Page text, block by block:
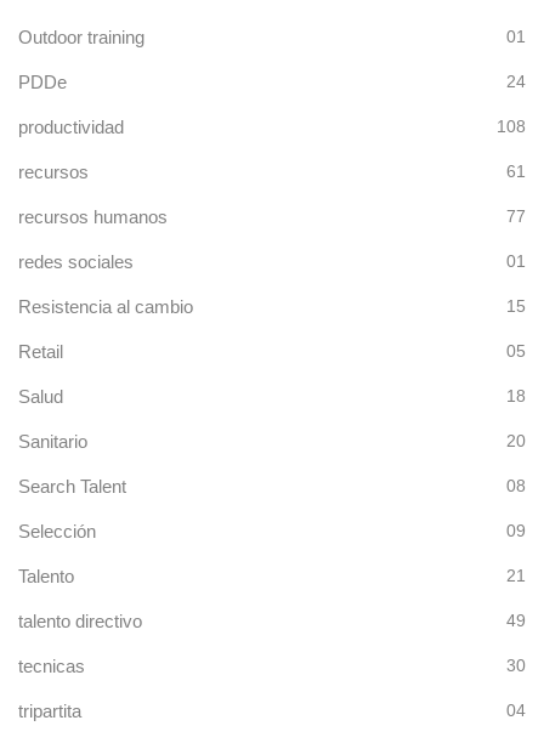
Outdoor training 01
PDDe 24
productividad 108
recursos 61
recursos humanos 77
redes sociales 01
Resistencia al cambio 15
Retail 05
Salud 18
Sanitario 20
Search Talent 08
Selección 09
Talento 21
talento directivo 49
tecnicas 30
tripartita 04